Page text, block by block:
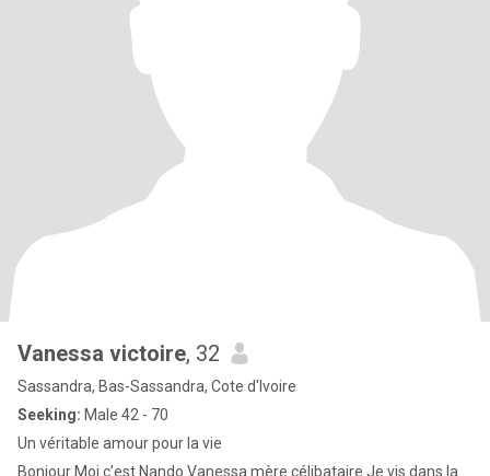
Vanessa victoire, 32
Sassandra, Bas-Sassandra, Cote d'Ivoire
Seeking: Male 42 - 70
Un véritable amour pour la vie
Bonjour Moi c’est Nando Vanessa mère célibataire Je vis dans la